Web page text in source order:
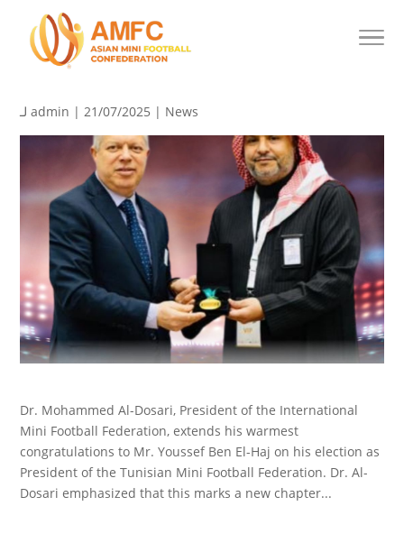
admin | 21/07/2025 | News
Dr. Mohammed Al-Dosari, President of the International
Mini Football Federation, extends his warmest
congratulations to Mr. Youssef Ben El-Haj on his election as
President of the Tunisian Mini Football Federation. Dr. Al-
Dosari emphasized that this marks a new chapter...